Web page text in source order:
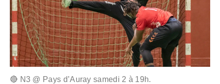
🔴 N3 @ Pays d’Auray samedi 2 à 19h.